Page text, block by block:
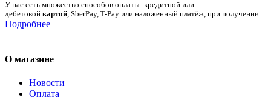
У нас есть множество способов оплаты: кредитной или
дебетовой картой, SberPay, T-Pay или наложенный платёж, при получении
Подробнее
О магазине
Новости
Оплата